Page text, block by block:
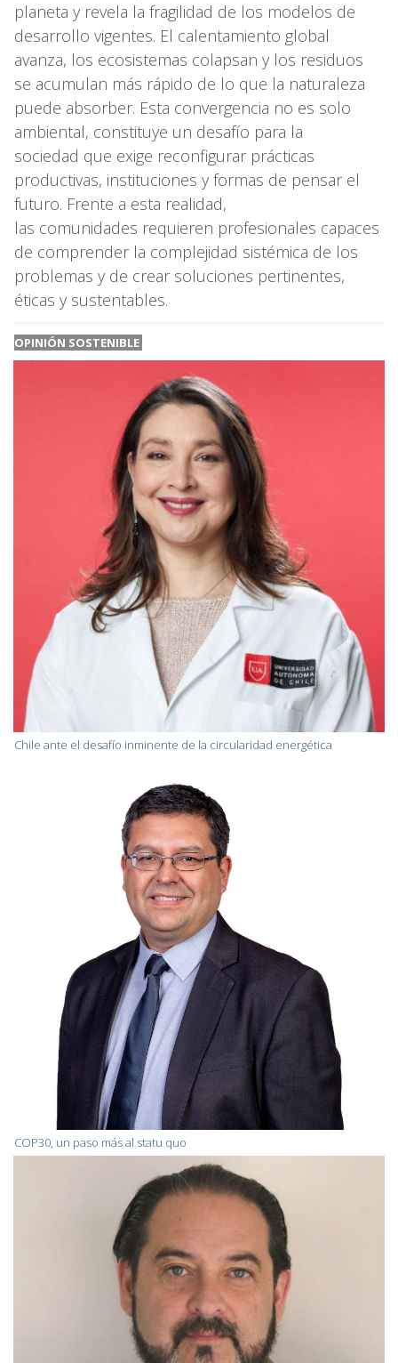
planeta y revela la fragilidad de los modelos de
desarrollo vigentes. El calentamiento global
avanza, los ecosistemas colapsan y los residuos
se acumulan más rápido de lo que la naturaleza
puede absorber. Esta convergencia no es solo
ambiental, constituye un desafío para la
sociedad que exige reconfigurar prácticas
productivas, instituciones y formas de pensar el
futuro. Frente a esta realidad,
las comunidades requieren profesionales capaces
de comprender la complejidad sistémica de los
problemas y de crear soluciones pertinentes,
éticas y sustentables.
OPINIÓN SOSTENIBLE
Chile ante el desafío inminente de la circularidad energética
COP30, un paso más al statu quo